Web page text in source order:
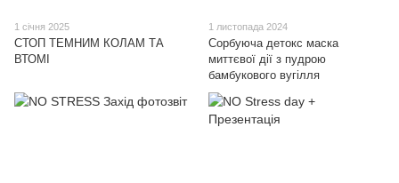
1 січня 2025
СТОП ТЕМНИМ КОЛАМ ТА
ВТОМІ
1 листопада 2024
Сорбуюча детокс маска
миттєвої дії з пудрою
бамбукового вугілля